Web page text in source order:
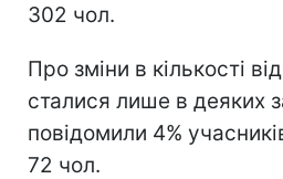
302 чол.
Про зміни в кількості
сталися лише в деяких
повідомили 4%
72 чол.